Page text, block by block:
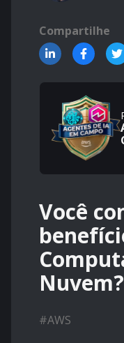
Compartilhe
Você
Nuvem?
#AWS